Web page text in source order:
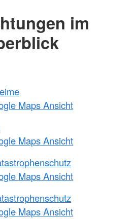
im
Maps Ansicht
Maps Ansicht
Maps Ansicht
Maps Ansicht